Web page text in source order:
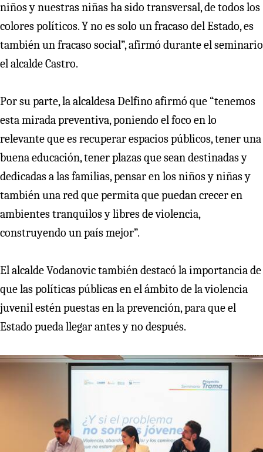
niños y nuestras niñas ha sido transversal, de todos los
colores políticos. Y no es solo un fracaso del Estado, es
también un fracaso social”, afirmó durante el seminario
el alcalde Castro.
Por su parte, la alcaldesa Delfino afirmó que “tenemos
esta mirada preventiva, poniendo el foco en lo
relevante que es recuperar espacios públicos, tener una
buena educación, tener plazas que sean destinadas y
dedicadas a las familias, pensar en los niños y niñas y
también una red que permita que puedan crecer en
ambientes tranquilos y libres de violencia,
construyendo un país mejor”.
El alcalde Vodanovic también destacó la importancia de
que las políticas públicas en el ámbito de la violencia
juvenil estén puestas en la prevención, para que el
Estado pueda llegar antes y no después.